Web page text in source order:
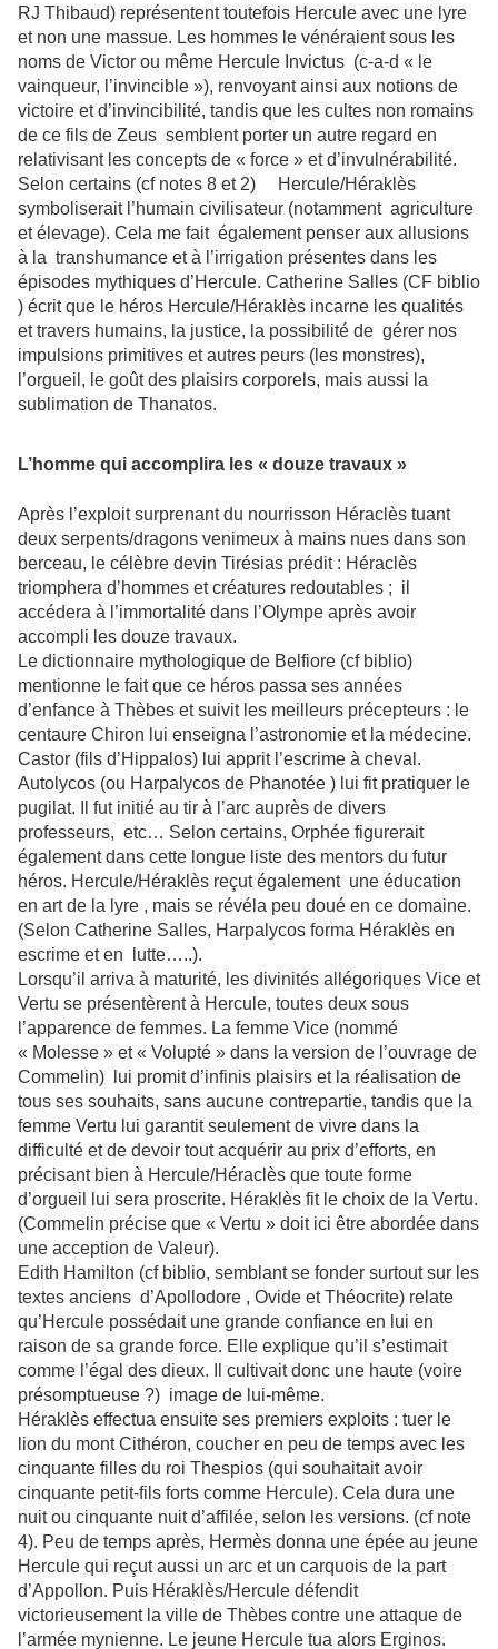
RJ Thibaud) représentent toutefois Hercule avec une lyre
et non une massue. Les hommes le vénéraient sous les
noms de Victor ou même Hercule Invictus (c-a-d « le
vainqueur, l’invincible »), renvoyant ainsi aux notions de
victoire et d’invincibilité, tandis que les cultes non romains
de ce fils de Zeus semblent porter un autre regard en
relativisant les concepts de « force » et d’invulnérabilité.
Selon certains (cf notes 8 et 2) Hercule/Héraklès
symboliserait l’humain civilisateur (notamment agriculture
et élevage). Cela me fait également penser aux allusions
à la transhumance et à l’irrigation présentes dans les
épisodes mythiques d’Hercule. Catherine Salles (CF biblio
) écrit que le héros Hercule/Héraklès incarne les qualités
et travers humains, la justice, la possibilité de gérer nos
impulsions primitives et autres peurs (les monstres),
l’orgueil, le goût des plaisirs corporels, mais aussi la
sublimation de Thanatos.
L’homme qui accomplira les « douze travaux »
Après l’exploit surprenant du nourrisson Héraclès tuant
deux serpents/dragons venimeux à mains nues dans son
berceau, le célèbre devin Tirésias prédit : Héraclès
triomphera d’hommes et créatures redoutables ; il
accédera à l’immortalité dans l’Olympe après avoir
accompli les douze travaux.
Le dictionnaire mythologique de Belfiore (cf biblio)
mentionne le fait que ce héros passa ses années
d’enfance à Thèbes et suivit les meilleurs précepteurs : le
centaure Chiron lui enseigna l’astronomie et la médecine.
Castor (fils d’Hippalos) lui apprit l’escrime à cheval.
Autolycos (ou Harpalycos de Phanotée ) lui fit pratiquer le
pugilat. Il fut initié au tir à l’arc auprès de divers
professeurs, etc… Selon certains, Orphée figurerait
également dans cette longue liste des mentors du futur
héros. Hercule/Héraklès reçut également une éducation
en art de la lyre , mais se révéla peu doué en ce domaine.
(Selon Catherine Salles, Harpalycos forma Héraklès en
escrime et en lutte…..).
Lorsqu’il arriva à maturité, les divinités allégoriques Vice et
Vertu se présentèrent à Hercule, toutes deux sous
l’apparence de femmes. La femme Vice (nommé
« Molesse » et « Volupté » dans la version de l’ouvrage de
Commelin) lui promit d’infinis plaisirs et la réalisation de
tous ses souhaits, sans aucune contrepartie, tandis que la
femme Vertu lui garantit seulement de vivre dans la
difficulté et de devoir tout acquérir au prix d’efforts, en
précisant bien à Hercule/Héraclès que toute forme
d’orgueil lui sera proscrite. Héraklès fit le choix de la Vertu.
(Commelin précise que « Vertu » doit ici être abordée dans
une acception de Valeur).
Edith Hamilton (cf biblio, semblant se fonder surtout sur les
textes anciens d’Apollodore , Ovide et Théocrite) relate
qu’Hercule possédait une grande confiance en lui en
raison de sa grande force. Elle explique qu’il s’estimait
comme l’égal des dieux. Il cultivait donc une haute (voire
présomptueuse ?) image de lui-même.
Héraklès effectua ensuite ses premiers exploits : tuer le
lion du mont Cithéron, coucher en peu de temps avec les
cinquante filles du roi Thespios (qui souhaitait avoir
cinquante petit-fils forts comme Hercule). Cela dura une
nuit ou cinquante nuit d’affilée, selon les versions. (cf note
4). Peu de temps après, Hermès donna une épée au jeune
Hercule qui reçut aussi un arc et un carquois de la part
d’Appollon. Puis Héraklès/Hercule défendit
victorieusement la ville de Thèbes contre une attaque de
l’armée mynienne. Le jeune Hercule tua alors Erginos.